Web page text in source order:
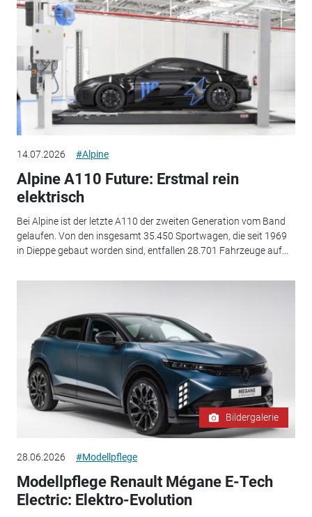
14.07.2026 #Alpine
Alpine A110 Future: Erstmal rein
elektrisch
Bei Alpine ist der letzte A110 der zweiten Generation vom Band
gelaufen. Von den insgesamt 35.450 Sportwagen, die seit 1969
in Dieppe gebaut worden sind, entfallen 28.701 Fahrzeuge auf...
Bildergalerie
28.06.2026 #Modellpflege
Modellpflege Renault Mégane E-Tech
Electric: Elektro-Evolution